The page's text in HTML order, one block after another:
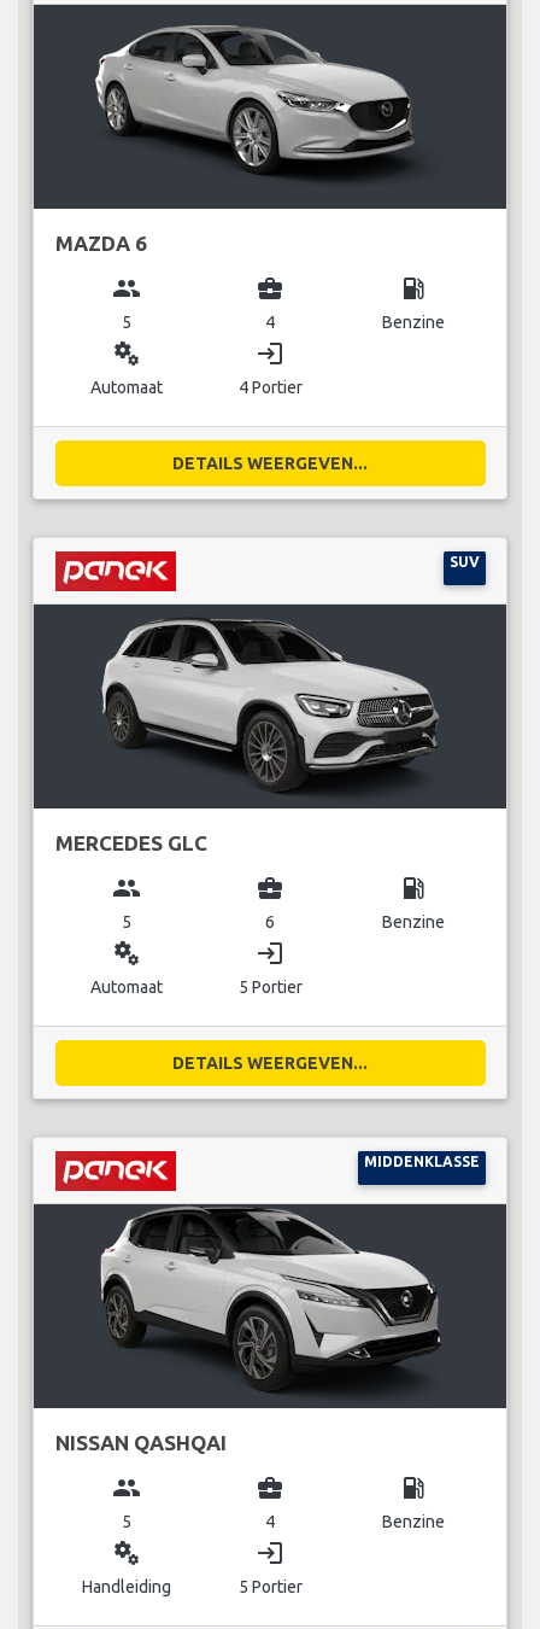
MAZDA 6
group
5
business_center
4
local_gas_station
Benzine
miscellaneous_services
Automaat
login
4 Portier
DETAILS WEERGEVEN...
SUV
MERCEDES GLC
group
5
business_center
6
local_gas_station
Benzine
miscellaneous_services
Automaat
login
5 Portier
DETAILS WEERGEVEN...
MIDDENKLASSE
NISSAN QASHQAI
group
5
business_center
4
local_gas_station
Benzine
miscellaneous_services
Handleiding
login
5 Portier